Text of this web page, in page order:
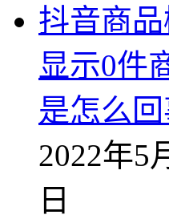
抖音商
显示0件
是怎么回
2022年5
日